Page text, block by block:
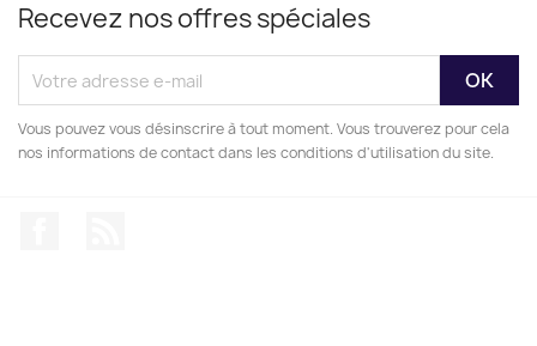
Recevez nos offres spéciales
Vous pouvez vous désinscrire à tout moment. Vous trouverez pour cela
nos informations de contact dans les conditions d'utilisation du site.